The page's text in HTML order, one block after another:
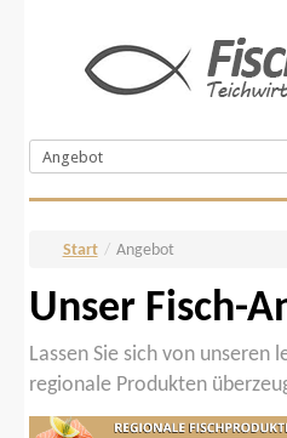
Start / Angebot
Unser Fisch-
Lassen Sie sich von unseren
regionale Produkten